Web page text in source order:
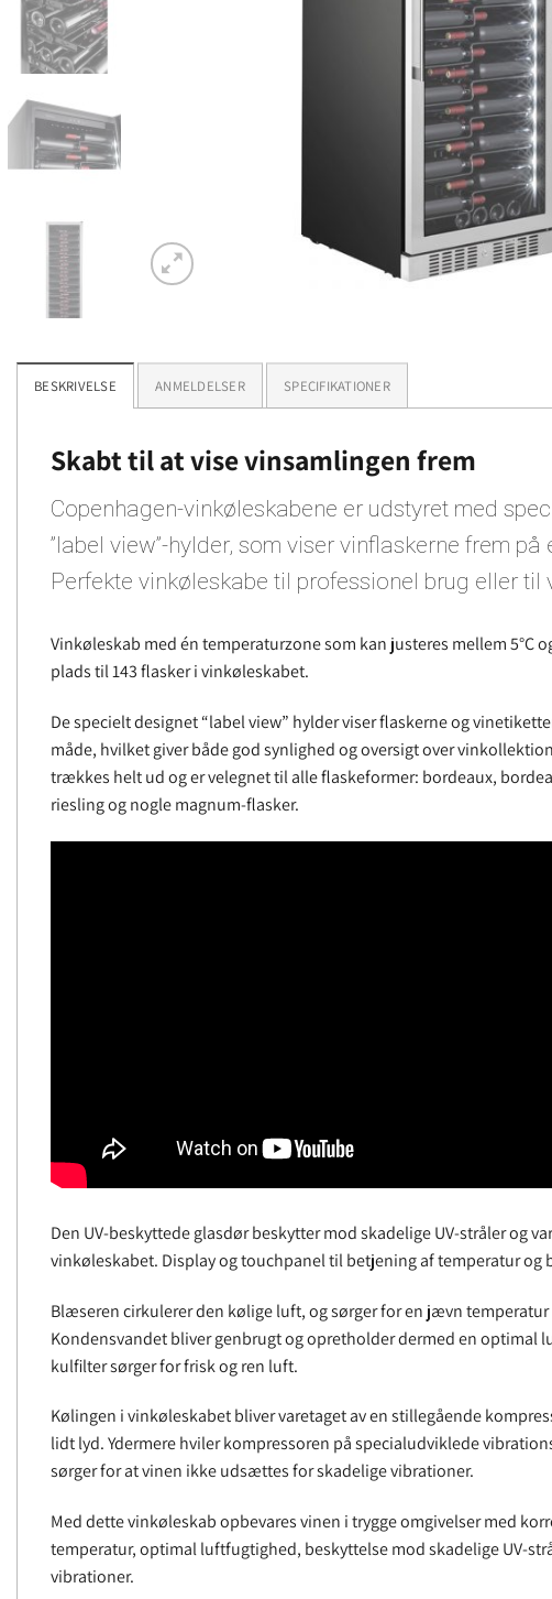
BESKRIVELSE ANMELDELSER SPECIFIKATIONER
Skabt til at vise vinsamlingen frem
Copenhagen-vinkøleskabene er udstyret med
”label view”-hylder, som viser vinflaskerne frem på
Perfekte vinkøleskabe til professionel brug eller til
Vinkøleskab med én temperaturzone som kan justeres mellem 5°C
plads til 143 flasker i vinkøleskabet.
De specielt designet “label view” hylder viser flaskerne og
måde, hvilket giver både god synlighed og oversigt over
trækkes helt ud og er velegnet til alle flaskeformer: bordeaux,
riesling og nogle magnum-flasker.
Den UV-beskyttede glasdør beskytter mod skadelige UV-stråler og
vinkøleskabet. Display og touchpanel til betjening af temperatur og
Blæseren cirkulerer den kølige luft, og sørger for en jævn
Kondensvandet bliver genbrugt og opretholder dermed en optimal
kulfilter sørger for frisk og ren luft.
Kølingen i vinkøleskabet bliver varetaget av en stillegående
lidt lyd. Ydermere hviler kompressoren på specialudviklede
sørger for at vinen ikke udsættes for skadelige vibrationer.
Med dette vinkøleskab opbevares vinen i trygge omgivelser med
temperatur, optimal luftfugtighed, beskyttelse mod skadelige UV-
vibrationer.